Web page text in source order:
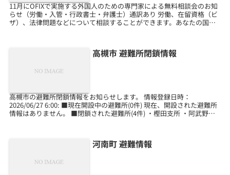
11月にOFIXで実施する外国人のための専門家による無料相談会のお知
らせ（労働・入管・行政書士・弁護士）通訳あり 労働、在留資格（ビ
ザ）、法律問題などについて相談することができます。あなたの国の
高槻市 避難所閉鎖情報
高槻市の避難所閉鎖情報をお知らせします。 情報登録日時：
2026/06/27 6:00: ■現在開設中の避難所(0件) 現在、開設された避難所
情報はありません。 ■閉鎖された避難所(4件) ・樫田支所 ・阿武野コ
河南町 避難情報